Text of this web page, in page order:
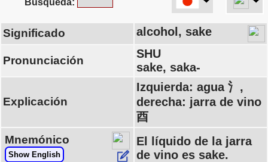
Búsqueda:
Significado alcohol, sake
Pronunciación
SHU
sake, saka-
Explicación
Izquierda: agua 氵,
derecha: jarra de vino
酉
Mnemónico
Show English
El líquido de la jarra
de vino es sake.